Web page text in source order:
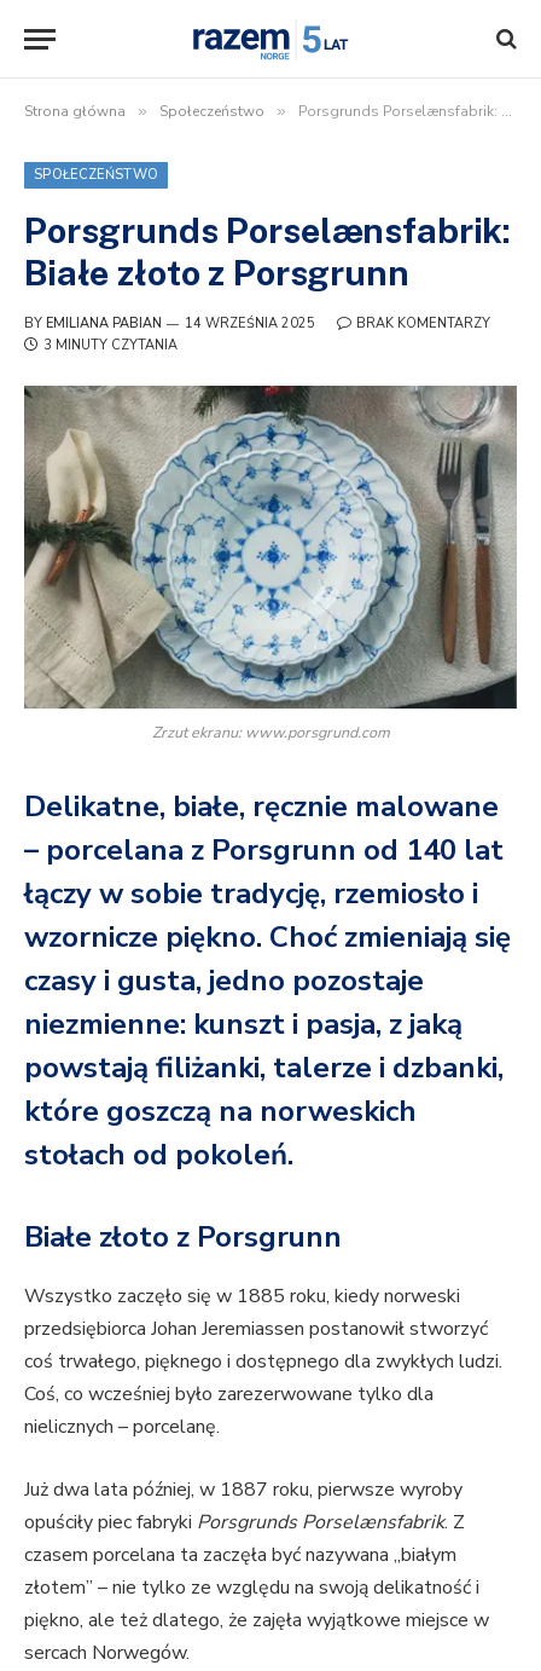
Strona główna » Społeczeństwo » Porsgrunds Porselænsfabrik: Białe złoto z Porsgrunn
SPOŁECZEŃSTWO
Porsgrunds Porselænsfabrik:
Białe złoto z Porsgrunn
BY EMILIANA PABIAN 14 WRZEŚNIA 2025
BRAK KOMENTARZY
3 MINUTY CZYTANIA
Zrzut ekranu: www.porsgrund.com
Delikatne, białe, ręcznie malowane
– porcelana z Porsgrunn od 140 lat
łączy w sobie tradycję, rzemiosło i
wzornicze piękno. Choć zmieniają się
czasy i gusta, jedno pozostaje
niezmienne: kunszt i pasja, z jaką
powstają filiżanki, talerze i dzbanki,
które goszczą na norweskich
stołach od pokoleń.
Białe złoto z Porsgrunn
Wszystko zaczęło się w 1885 roku, kiedy norweski
przedsiębiorca Johan Jeremiassen postanowił stworzyć
coś trwałego, pięknego i dostępnego dla zwykłych ludzi.
Coś, co wcześniej było zarezerwowane tylko dla
nielicznych – porcelanę.
Już dwa lata później, w 1887 roku, pierwsze wyroby
opuściły piec fabryki Porsgrunds Porselænsfabrik. Z
czasem porcelana ta zaczęła być nazywana „białym
złotem” – nie tylko ze względu na swoją delikatność i
piękno, ale też dlatego, że zajęła wyjątkowe miejsce w
sercach Norwegów.